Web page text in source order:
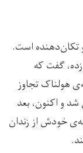
تکان‌دهنده است.
گفت که
هولناک تجاوز
و اکنون، بعد
خودش از زندان